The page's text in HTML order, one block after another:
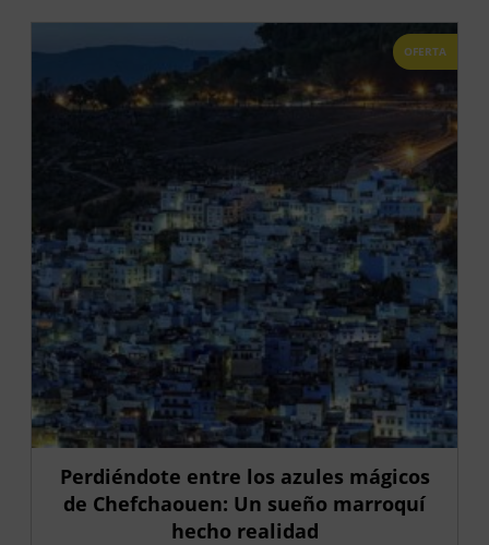
OFERTA
Perdiéndote entre los azules mágicos
de Chefchaouen: Un sueño marroquí
hecho realidad